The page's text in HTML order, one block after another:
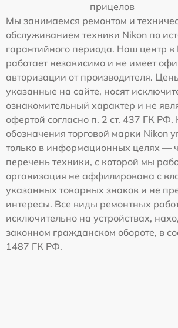
прицелов
Мы занимаемся ремонтом и
обслуживанием техники Nikon по
гарантийного периода. Наш центр
работает независимо и не имеет
авторизации от производителя.
указанные на сайте, носят
ознакомительный характер и не
офертой согласно п. 2 ст. 437 ГК РФ.
обозначения торговой марки Nikon
только в информационных целях —
перечень техники, с которой мы
организация не аффилирована с
указанных товарных знаков и не
интересы. Все виды ремонтных
исключительно на устройствах,
законном гражданском обороте, в
1487 ГК РФ.